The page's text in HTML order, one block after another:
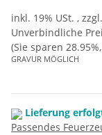
inkl. 19% USt. , zzgl.
Unverbindliche
(Sie sparen 28.95%
GRAVUR MÖGLICH
Lieferung
Passendes